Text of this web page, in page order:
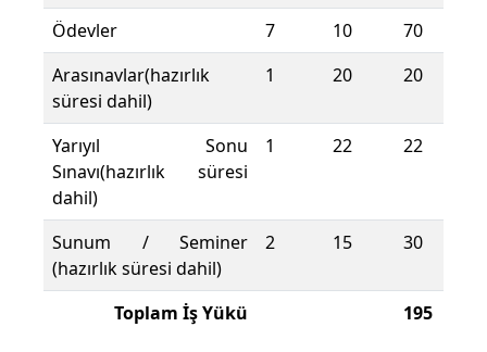
Ödevler 7 10
70
Arasınavlar(hazırlık
süresi dahil)
1 20 20
Yarıyıl Sonu
Sınavı(hazırlık süresi
dahil)
1 22 22
Sunum / Seminer
(hazırlık süresi dahil)
2 15 30
Toplam İş Yükü 195